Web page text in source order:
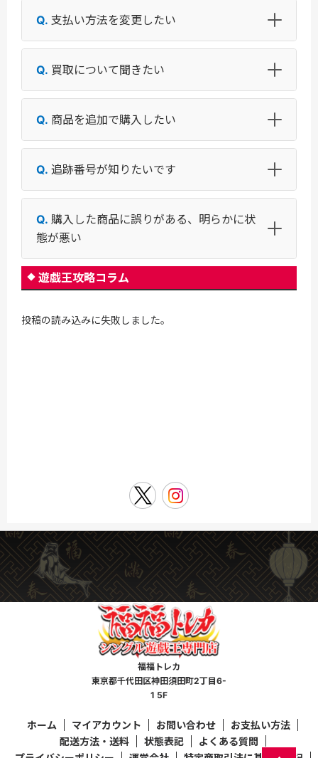
支払い方法を変更したい
買取について聞きたい
商品を追加で購入したい
追跡番号が知りたいです
購入した商品に誤りがある、明らかに状
態が悪い
遊戯王攻略コラム
投稿の読み込みに失敗しました。
福福トレカ
東京都千代田区神田須田町2丁目6-
1 5F
ホーム マイアカウント お問い合わせ
お支払い方法
配送方法・送料
状態表記
よくある質問